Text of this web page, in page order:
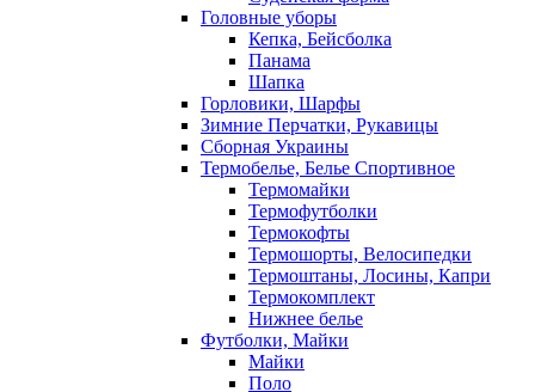
Головные уборы
Кепка, Бейсболка
Панама
Шапка
Горловики, Шарфы
Зимние Перчатки, Рукавицы
Сборная Украины
Термобелье, Белье Спортивное
Термомайки
Термофутболки
Термокофты
Термошорты, Велосипедки
Термоштаны, Лосины, Капри
Термокомплект
Нижнее белье
Футболки, Майки
Майки
Поло